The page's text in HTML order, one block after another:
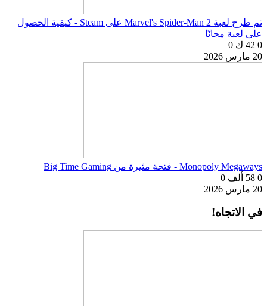
تم طرح لعبة Marvel's Spider-Man 2 على Steam - كيفية الحصول
على لعبة مجانًا
0 42 ك
0
20 مارس 2026
Monopoly Megaways - فتحة مثيرة من Big Time Gaming
0 58 ألف
0
20 مارس 2026
في الاتجاه!